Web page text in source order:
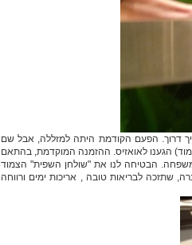
דרוך. הפעם הקודמת היתה למזללה, אבל שם
הגענו לאואזיס. ההזמנה המוקדמת, בהתאם
הבטיחה לנו את "שולחן השפית" הצמוד
שתזכה לבריאות טובה , אריכות ימים ורווחה